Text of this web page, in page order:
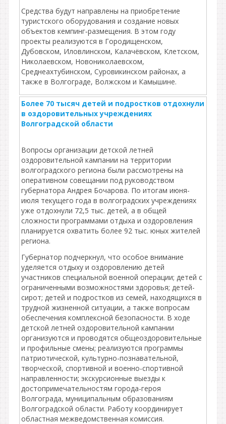
Средства будут направлены на приобретение
туристского оборудования и создание новых
объектов кемпинг‑размещения. В этом году
проекты реализуются в Городищенском,
Дубовском, Иловлинском, Калачёвском, Клетском,
Николаевском, Новониколаевском,
Среднеахтубинском, Суровикинском районах, а
также в Волгограде, Волжском и Камышине.
Более 70 тысяч детей и подростков отдохнули
в оздоровительных учреждениях
Волгоградской области
Вопросы организации детской летней
оздоровительной кампании на территории
волгоградского региона были рассмотрены на
оперативном совещании под руководством
губернатора Андрея Бочарова. По итогам июня-
июля текущего года в волгоградских учреждениях
уже отдохнули 72,5 тыс. детей, а в общей
сложности программами отдыха и оздоровления
планируется охватить более 92 тыс. юных жителей
региона.
Губернатор подчеркнул, что особое внимание
уделяется отдыху и оздоровлению детей
участников специальной военной операции; детей с
ограниченными возможностями здоровья; детей-
сирот; детей и подростков из семей, находящихся в
трудной жизненной ситуации, а также вопросам
обеспечения комплексной безопасности. В ходе
детской летней оздоровительной кампании
организуются и проводятся общеоздоровительные
и профильные смены; реализуются программы
патриотической, культурно-познавательной,
творческой, спортивной и военно-спортивной
направленности; экскурсионные выезды к
достопримечательностям города-героя
Волгограда, муниципальным образованиям
Волгоградской области. Работу координирует
областная межведомственная комиссия.